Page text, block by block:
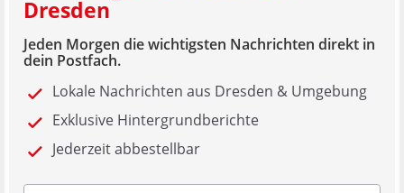
Dresden
Jeden Morgen die wichtigsten Nachrichten direkt in
dein Postfach.
Lokale Nachrichten aus Dresden & Umgebung
Exklusive Hintergrundberichte
Jederzeit abbestellbar